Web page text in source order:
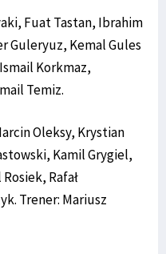
Fuat Tastan, Ibrahim
Guleryuz, Kemal Gules
Korkmaz,
Temiz.
Oleksy, Krystian
Kamil Grygiel,
Rafał
Trener: Mariusz